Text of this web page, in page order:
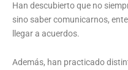
Han descubierto que no
sino saber comunicarnos,
llegar a acuerdos.
Además, han practicado